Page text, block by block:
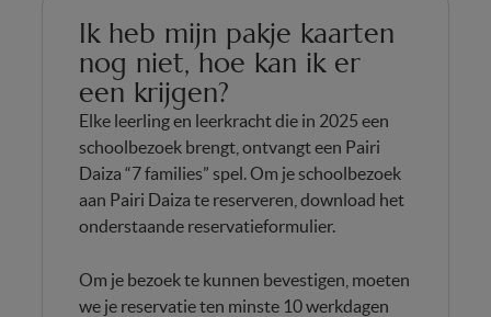
Ik heb mijn pakje kaarten
nog niet, hoe kan ik er
een krijgen?
Elke leerling en leerkracht die in 2025 een
schoolbezoek brengt, ontvangt een Pairi
Daiza “7 families” spel. Om je schoolbezoek
aan Pairi Daiza te reserveren, download het
onderstaande reservatieformulier.
Om je bezoek te kunnen bevestigen, moeten
we je reservatie ten minste 10 werkdagen